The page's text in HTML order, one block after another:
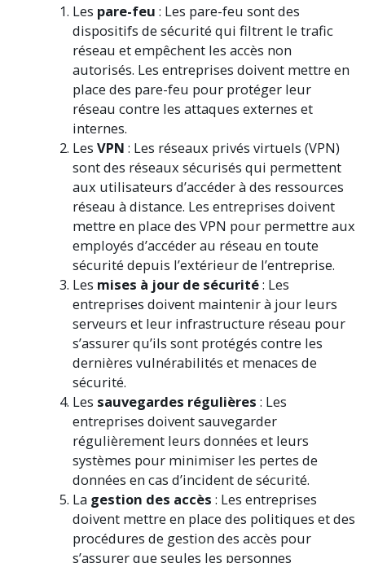
Les pare-feu : Les pare-feu sont des
dispositifs de sécurité qui filtrent le trafic
réseau et empêchent les accès non
autorisés. Les entreprises doivent mettre en
place des pare-feu pour protéger leur
réseau contre les attaques externes et
internes.
LesVPN : Les réseaux privés virtuels (VPN)
sont des réseaux sécurisés qui permettent
aux utilisateurs d’accéder à des ressources
réseau à distance. Les entreprises doivent
mettre en place des VPN pour permettre aux
employés d’accéder au réseau en toute
sécurité depuis l’extérieur de l’entreprise.
Les mises à jour de sécurité: Les
entreprises doivent maintenir à jour leurs
serveurs et leur infrastructure réseau pour
s’assurer qu’ils sont protégés contre les
dernières vulnérabilités et menaces de
sécurité.
Les sauvegardes régulières : Les
entreprises doivent sauvegarder
régulièrement leurs données et leurs
systèmes pour minimiser les pertes de
données en cas d’incident de sécurité.
La gestion des accès : Les entreprises
doivent mettre en place des politiques et des
procédures de gestion des accès pour
s’assurer que seules les personnes